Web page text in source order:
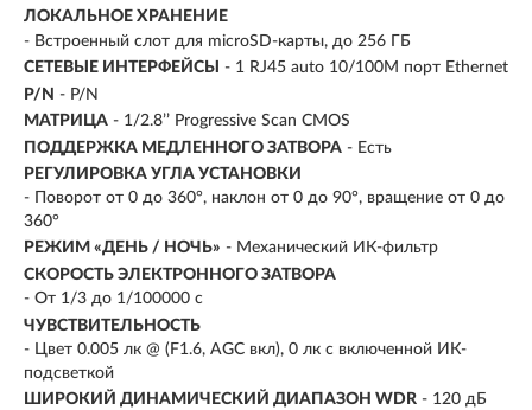
ЛОКАЛЬНОЕ ХРАНЕНИЕ
- Встроенный слот для microSD-карты, до 256 ГБ
СЕТЕВЫЕ ИНТЕРФЕЙСЫ
- 1 RJ45 auto 10/100M порт Ethernet
P/N - P/N
МАТРИЦА - 1/2.8’’ Progressive Scan CMOS
ПОДДЕРЖКА МЕДЛЕННОГО ЗАТВОРА - Есть
РЕГУЛИРОВКА УГЛА УСТАНОВКИ
- Поворот от 0 до 360°, наклон от 0 до 90°, вращение от 0 до
360°
РЕЖИМ «ДЕНЬ / НОЧЬ» - Механический ИК-фильтр
СКОРОСТЬ ЭЛЕКТРОННОГО ЗАТВОРА
- От 1/3 до 1/100000 с
ЧУВСТВИТЕЛЬНОСТЬ
- Цвет 0.005 лк @ (F1.6, AGC вкл), 0 лк с включенной ИК-
подсветкой
ШИРОКИЙ ДИНАМИЧЕСКИЙ ДИАПАЗОН WDR - 120 дБ